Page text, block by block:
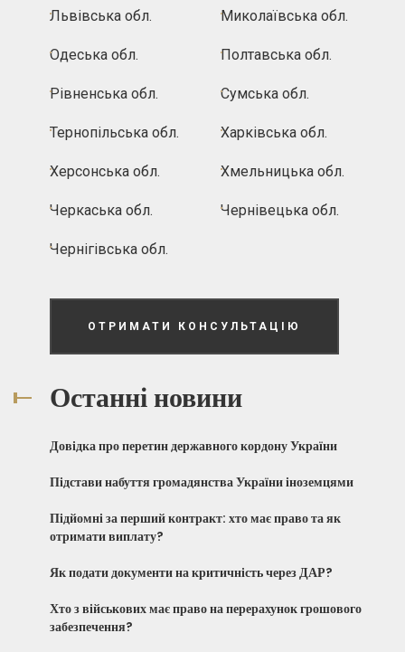
Львівська обл. Миколаївська обл.
Одеська обл. Полтавська обл.
Рівненська обл. Сумська обл.
Тернопільська обл. Харківська обл.
Херсонська обл. Хмельницька обл.
Черкаська обл. Чернівецька обл.
Чернігівська обл.
ОТРИМАТИ КОНСУЛЬТАЦІЮ
Останні новини
Довідка про перетин державного кордону України
Підстави набуття громадянства України іноземцями
Підйомні за перший контракт: хто має право та як
отримати виплату?
Як подати документи на критичність через ДАР?
Хто з військових має право на перерахунок грошового
забезпечення?